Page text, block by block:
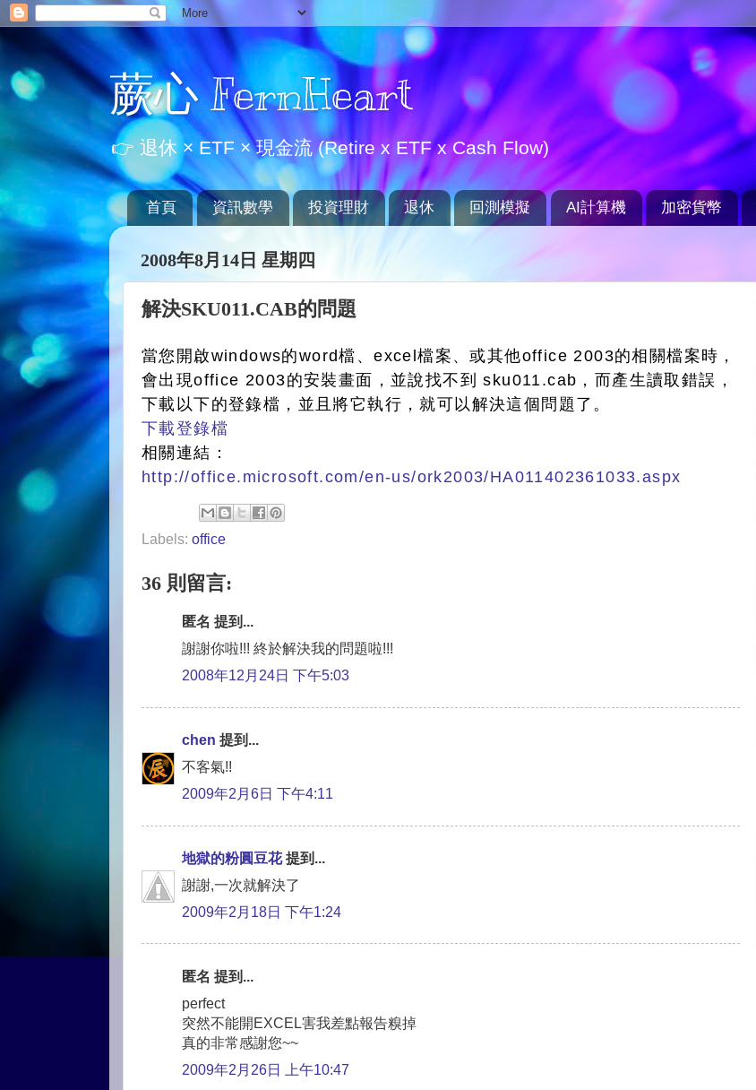
蕨心 FernHeart
👉 退休 × ETF × 現金流 (Retire x ETF x Cash Flow)
首頁 資訊數學 投資理財 退休 回測模擬 AI計算機 加密貨幣
2008年8月14日 星期四
解決SKU011.CAB的問題
當您開啟windows的word檔、excel檔案、或其他office 2003的相關檔案時，
會出現office 2003的安裝畫面，並說找不到 sku011.cab，而產生讀取錯誤，
下載以下的登錄檔，並且將它執行，就可以解決這個問題了。
下載登錄檔
相關連結：
http://office.microsoft.com/en-us/ork2003/HA011402361033.aspx
Labels: office
36 則留言:
匿名 提到...
謝謝你啦!!! 終於解決我的問題啦!!!
2008年12月24日 下午5:03
chen 提到...
不客氣!!
2009年2月6日 下午4:11
地獄的粉圓豆花提到...
謝謝,一次就解決了
2009年2月18日 下午1:24
匿名 提到...
perfect
突然不能開EXCEL害我差點報告糗掉
真的非常感謝您~~
2009年2月26日 上午10:47